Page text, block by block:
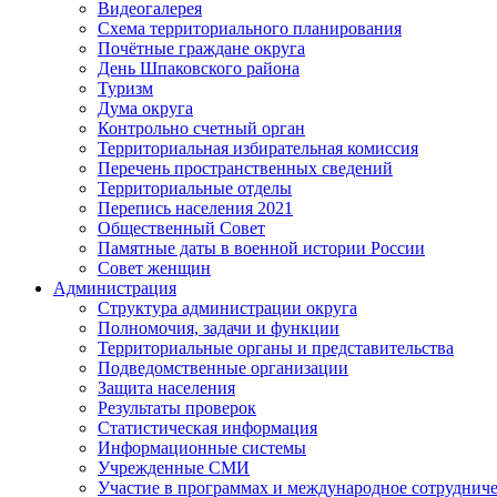
Видеогалерея
Схема территориального планирования
Почётные граждане округа
День Шпаковского района
Туризм
Дума округа
Контрольно счетный орган
Территориальная избирательная комиссия
Перечень пространственных сведений
Территориальные отделы
Перепись населения 2021
Общественный Совет
Памятные даты в военной истории России
Совет женщин
Администрация
Структура администрации округа
Полномочия, задачи и функции
Территориальные органы и представительства
Подведомственные организации
Защита населения
Результаты проверок
Статистическая информация
Информационные системы
Учрежденные СМИ
Участие в программах и международное